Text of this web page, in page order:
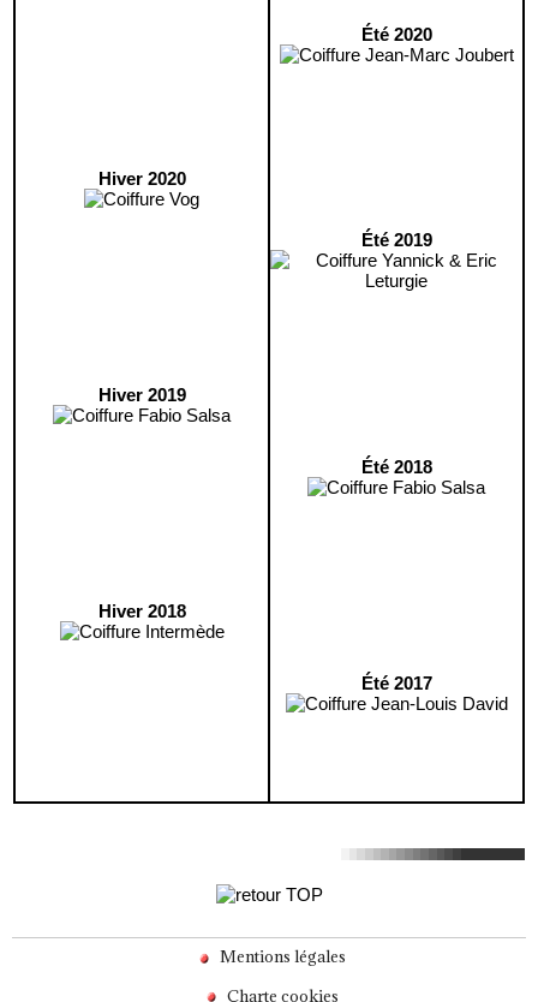
Hiver 2020
Hiver 2019
Hiver 2018
Été 2020
Été 2019
Été 2018
Été 2017
Mentions légales
Charte cookies